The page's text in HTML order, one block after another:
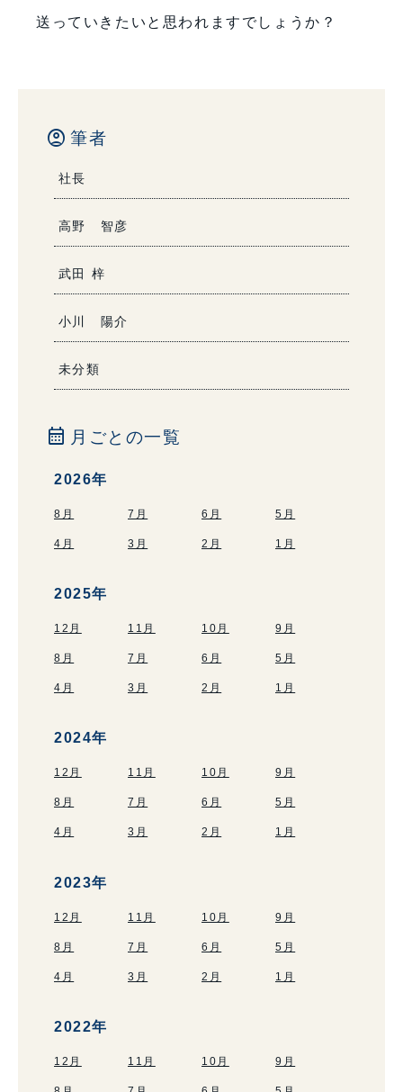
送っていきたいと思われますでしょうか？
account_circle 筆者
社長
高野 智彦
武田 梓
小川 陽介
未分類
calendar_month 月ごとの一覧
2026年
8月 7月 6月 5月
4月 3月 2月 1月
2025年
12月 11月 10月 9月
8月 7月 6月 5月
4月 3月 2月 1月
2024年
12月 11月 10月 9月
8月 7月 6月 5月
4月 3月 2月 1月
2023年
12月 11月 10月 9月
8月 7月 6月 5月
4月 3月 2月 1月
2022年
12月 11月 10月 9月